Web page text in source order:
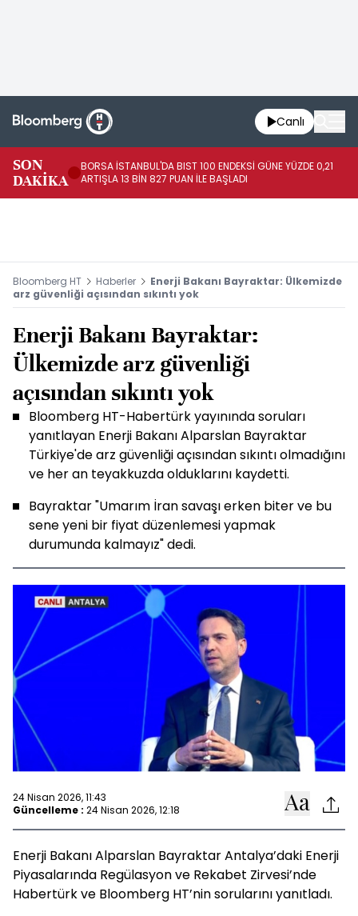
Canlı
SON
DAKİKA
BORSA İSTANBUL'DA BIST 100 ENDEKSİ GÜNE YÜZDE 0,21
ARTIŞLA 13 BİN 827 PUAN İLE BAŞLADI
Bloomberg HT Haberler
Enerji Bakanı Bayraktar: Ülkemizde
arz güvenliği açısından sıkıntı yok
Enerji Bakanı Bayraktar:
Ülkemizde arz güvenliği
açısından sıkıntı yok
Bloomberg HT-Habertürk yayınında soruları
yanıtlayan Enerji Bakanı Alparslan Bayraktar
Türkiye'de arz güvenliği açısından sıkıntı olmadığını
ve her an teyakkuzda olduklarını kaydetti.
Bayraktar "Umarım İran savaşı erken biter ve bu
sene yeni bir fiyat düzenlemesi yapmak
durumunda kalmayız" dedi.
24 Nisan 2026, 11:43
Güncelleme : 24 Nisan 2026, 12:18
Enerji Bakanı Alparslan Bayraktar Antalya’daki Enerji
Piyasalarında Regülasyon ve Rekabet Zirvesi’nde
Habertürk ve Bloomberg HT’nin sorularını yanıtladı.